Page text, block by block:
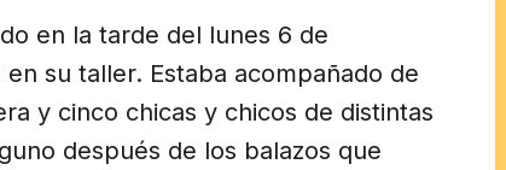
en la tarde del lunes 6 de
su taller. Estaba acompañado de
y cinco chicas y chicos de distintas
después de los balazos que